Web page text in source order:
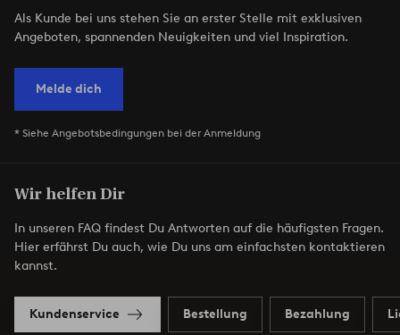
Als Kunde bei uns stehen Sie an erster Stelle mit exklusiven
Angeboten, spannenden Neuigkeiten und viel Inspiration.
Melde dich
* Siehe Angebotsbedingungen bei der Anmeldung
Wir helfen Dir
In unseren FAQ findest Du Antworten auf die häufigsten Fragen.
Hier erfährst Du auch, wie Du uns am einfachsten kontaktieren
kannst.
Kundenservice Bestellung Bezahlung